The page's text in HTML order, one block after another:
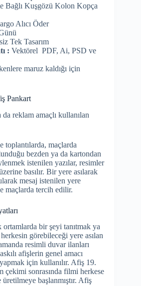
Bağlı Kuşgözü Kolon Kopça
Alıcı Öder
Tek Tasarım
: Vektörel PDF, Ai, PSD ve
maruz kaldığı için
Pankart
reklam amaçlı kullanılan
toplantılarda, maçlarda
bezden ya da kartondan
istenilen yazılar, resimler
basılır. Bir yere asılarak
mesaj istenilen yere
maçlarda tercih edilir.
ortamlarda bir şeyi tanıtmak ya
görebileceği yere asılan
resimli duvar ilanları
afişlerin genel amacı
için kullanılır. Afiş 19.
çekimi sonrasında filmi herkese
başlanmıştır. Afiş